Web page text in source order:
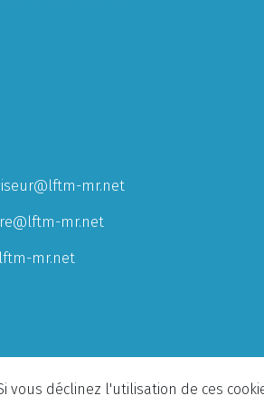
mr.net
mr.net
mr.net
déclinez l'utilisation de ces